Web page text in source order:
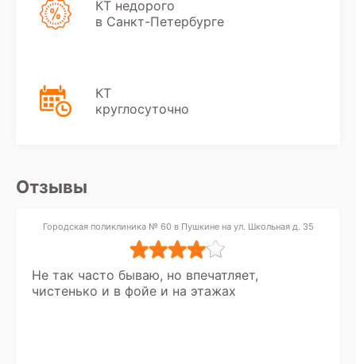
КТ недорого
в Санкт-Петербурге
КТ
круглосуточно
Отзывы
Городская поликлиника № 60 в Пушкине на ул. Школьная д. 35
Не так часто бываю, но впечатляет,
чистенько и в фойе и на этажах